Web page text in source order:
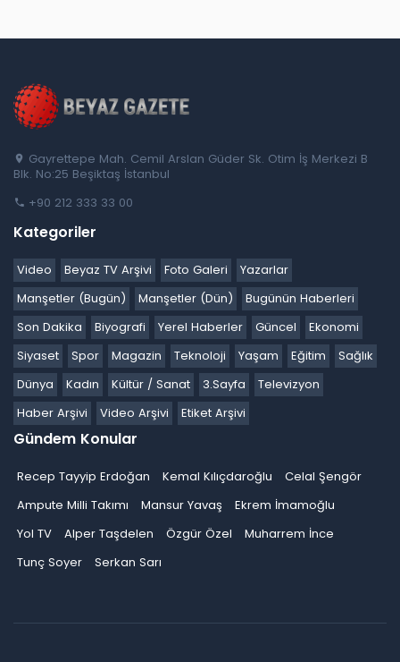
Gayrettepe Mah. Cemil Arslan Güder Sk. Otim İş Merkezi B
Blk. No:25 Beşiktaş İstanbul
+90 212 333 33 00
Kategoriler
Video Beyaz TV Arşivi Foto Galeri
Yazarlar
Manşetler (Bugün)
Manşetler (Dün)
Bugünün Haberleri
Son Dakika
Biyografi Yerel Haberler Güncel
Ekonomi
Siyaset
Spor Magazin Teknoloji Yaşam Eğitim
Sağlık
Dünya
Kadın Kültür / Sanat 3.Sayfa
Televizyon
Haber Arşivi
Video Arşivi Etiket Arşivi
Gündem Konular
Recep Tayyip Erdoğan Kemal Kılıçdaroğlu
Celal Şengör
Ampute Milli Takımı
Mansur Yavaş
Ekrem İmamoğlu
Yol TV
Alper Taşdelen Özgür Özel
Muharrem İnce
Tunç Soyer
Serkan Sarı